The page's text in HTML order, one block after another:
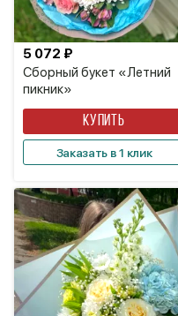
Сборный букет «Летний
пикник»
5 072 ₽
КУПИТЬ
Заказать в 1 клик